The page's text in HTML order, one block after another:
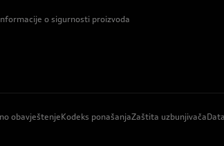
o sigurnosti proizvoda
obavještenjeKodeks ponašanjaZaštita uzbunjivača